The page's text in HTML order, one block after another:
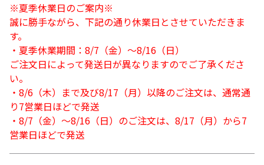
※夏季休業日のご案内※
誠に勝手ながら、下記の通り休業日とさせていただきま
す。
・夏季休業期間：8/7（金）～8/16（日）
ご注文日によって発送日が異なりますのでご了承くださ
い。
・8/6（木）まで及び8/17（月）以降のご注文は、通常通
り7営業日ほどで発送
・8/7（金）～8/16（日）のご注文は、8/17（月）から7
営業日ほどで発送